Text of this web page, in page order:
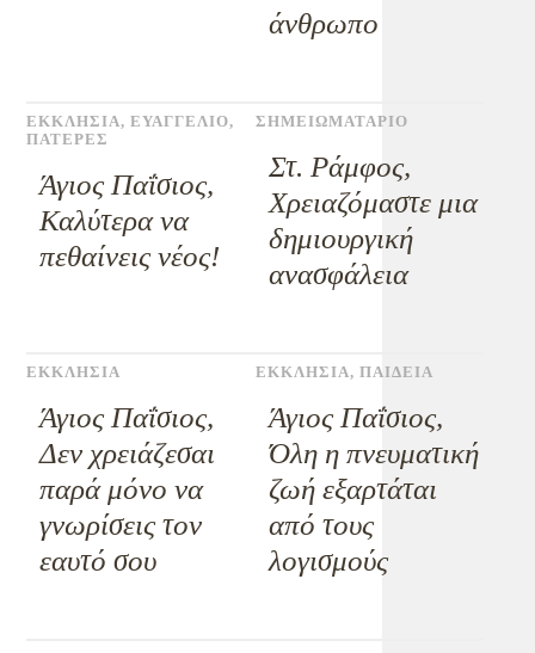
άνθρωπο
ΕΚΚΛΗΣΙΑ,ΕΥΑΓΓΕΛΙΟ,
ΠΑΤΕΡΕΣ
Άγιος Παΐσιος,
Καλύτερα να
πεθαίνεις νέος!
ΣΗΜΕΙΩΜΑΤΑΡΙΟ
Στ. Ράμφος,
Χρειαζόμαστε μια
δημιουργική
ανασφάλεια
ΕΚΚΛΗΣΙΑ
Άγιος Παΐσιος,
Δεν χρειάζεσαι
παρά μόνο να
γνωρίσεις τον
εαυτό σου
ΕΚΚΛΗΣΙΑ, ΠΑΙΔΕΙΑ
Άγιος Παΐσιος,
Όλη η πνευματική
ζωή εξαρτάται
από τους
λογισμούς